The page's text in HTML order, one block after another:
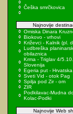
Češka smrčkovica
Najnovije
Omiska Dinara
Biokovo - vrhovi
Križevci - Kalnik (pl.
Ludbreška
obilaznica
Krma - Triglav 4/
Slovenija
Egeria put -
Sveti Vid - otok Pag
Spilja pod Zir - om
ZIR
Podkilavac-Mudna
Kolac-Podki
Najnovije Web